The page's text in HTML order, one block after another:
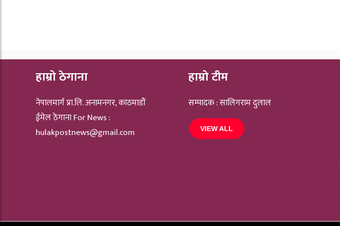
हाम्रो ठेगाना
नेपालमार्ग प्रा.लि. अनामनगर, काठमाडौं
ईमेल ठेगाना For News :
hulakpostnews@gmail.com
हाम्रो टीम
सम्पादक : सालिगराम दुलाल
VIEW ALL